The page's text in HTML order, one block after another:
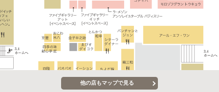
他の店もマップで見る